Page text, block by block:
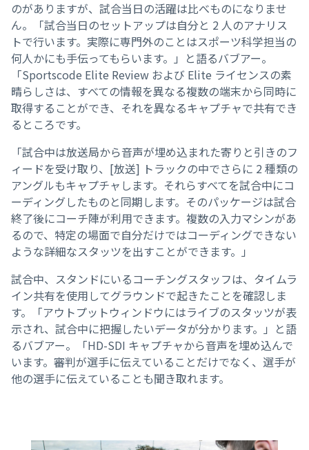
のがありますが、試合当日の活躍は比べものになりませ
ん。「試合当日のセットアップは自分と 2 人のアナリス
トで行います。実際に専門外のことはスポーツ科学担当の
何人かにも手伝ってもらいます。」と語るバブアー。
「Sportscode Elite Review および Elite ライセンスの素
晴らしさは、すべての情報を異なる複数の端末から同時に
取得することができ、それを異なるキャプチャで共有でき
るところです。
「試合中は放送局から音声が埋め込まれた寄りと引きのフ
ィードを受け取り、[放送] トラックの中でさらに 2 種類の
アングルもキャプチャします。それらすべてを試合中にコ
ーディングしたものと同期します。そのパッケージは試合
終了後にコーチ陣が利用できます。複数の入力マシンがあ
るので、特定の場面で自分だけではコーディングできない
ような詳細なスタッツを出すことができます。」
試合中、スタンドにいるコーチングスタッフは、タイムラ
イン共有を使用してグラウンドで起きたことを確認しま
す。「アウトプットウィンドウにはライブのスタッツが表
示され、試合中に把握したいデータが分かります。」と語
るバブアー。「HD-SDI キャプチャから音声を埋め込んで
います。審判が選手に伝えていることだけでなく、選手が
他の選手に伝えていることも聞き取れます。